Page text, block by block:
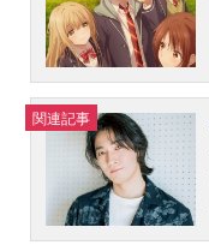
関連記事